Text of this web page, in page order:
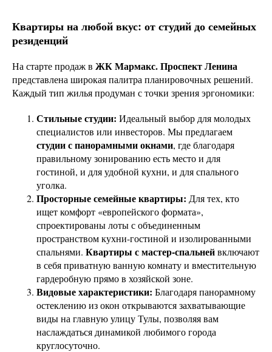
Квартиры на любой вкус: от студий до семейных
резиденций
На старте продаж в ЖК Мармакс. Проспект Ленина
представлена широкая палитра планировочных решений.
Каждый тип жилья продуман с точки зрения эргономики:
Стильные студии: Идеальный выбор для молодых
специалистов или инвесторов. Мы предлагаем
студии с панорамными окнами, где благодаря
правильному зонированию есть место и для
гостиной, и для удобной кухни, и для спального
уголка.
Просторные семейные квартиры: Для тех, кто
ищет комфорт «европейского формата»,
спроектированы лоты с объединенным
пространством кухни-гостиной и изолированными
спальнями. Квартиры с мастер-спальнейвключают
в себя приватную ванную комнату и вместительную
гардеробную прямо в хозяйской зоне.
Видовые характеристики: Благодаря панорамному
остеклению из окон открываются захватывающие
виды на главную улицу Тулы, позволяя вам
наслаждаться динамикой любимого города
круглосуточно.